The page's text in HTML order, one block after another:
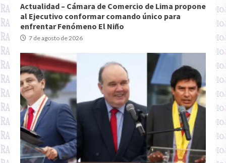
Actualidad – Cámara de Comercio de Lima propone
al Ejecutivo conformar comando único para
enfrentar Fenómeno El Niño
7 de agosto de 2026